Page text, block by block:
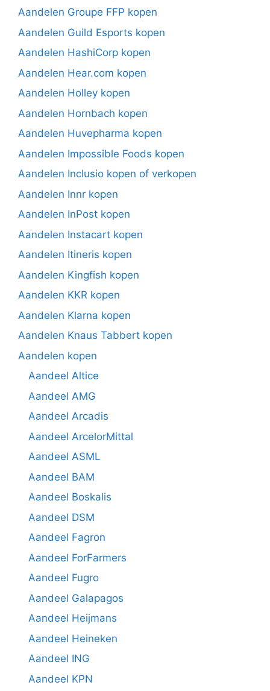
Aandelen Groupe FFP kopen
Aandelen Guild Esports kopen
Aandelen HashiCorp kopen
Aandelen Hear.com kopen
Aandelen Holley kopen
Aandelen Hornbach kopen
Aandelen Huvepharma kopen
Aandelen Impossible Foods kopen
Aandelen Inclusio kopen of verkopen
Aandelen Innr kopen
Aandelen InPost kopen
Aandelen Instacart kopen
Aandelen Itineris kopen
Aandelen Kingfish kopen
Aandelen KKR kopen
Aandelen Klarna kopen
Aandelen Knaus Tabbert kopen
Aandelen kopen
Aandeel Altice
Aandeel AMG
Aandeel Arcadis
Aandeel ArcelorMittal
Aandeel ASML
Aandeel BAM
Aandeel Boskalis
Aandeel DSM
Aandeel Fagron
Aandeel ForFarmers
Aandeel Fugro
Aandeel Galapagos
Aandeel Heijmans
Aandeel Heineken
Aandeel ING
Aandeel KPN